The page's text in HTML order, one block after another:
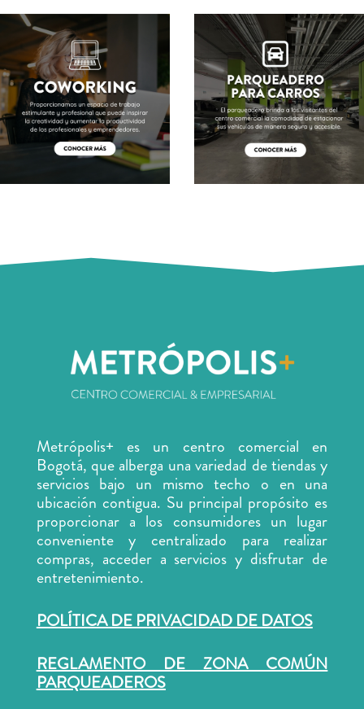
Metrópolis+ es un centro comercial en
Bogotá, que alberga una variedad de tiendas y
serviciosbajo un mismo techo o en una
ubicación contigua. Su principal propósito es
proporcionar a los consumidores un lugar
conveniente y centralizado para realizar
compras, acceder a servicios y disfrutar de
entretenimiento.
POLÍTICA DE PRIVACIDAD DE DATOS
REGLAMENTO DE ZONA COMÚN
PARQUEADEROS